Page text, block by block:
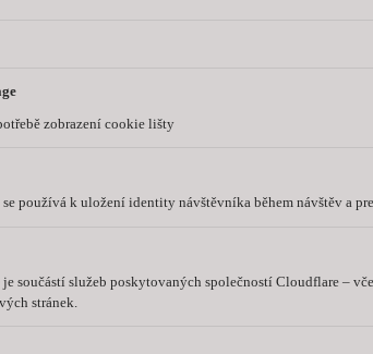
zobrazení cookie lišty
používá k uložení identity návštěvníka během návštěv a
součástí služeb poskytovaných společností Cloudflare –
stránek.